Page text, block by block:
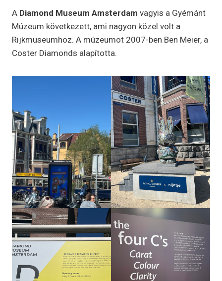
A Diamond Museum Amsterdam vagyis a Gyémánt
Múzeum következett, ami nagyon közel volt a
Rijkmuseumhoz. A múzeumot 2007-ben Ben Meier, a
Coster Diamonds alapította.